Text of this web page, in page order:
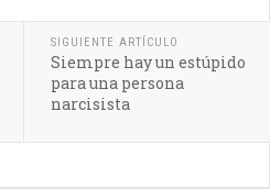
SIGUIENTE ARTÍCULO
Siempre hay un estúpido
para una persona
narcisista